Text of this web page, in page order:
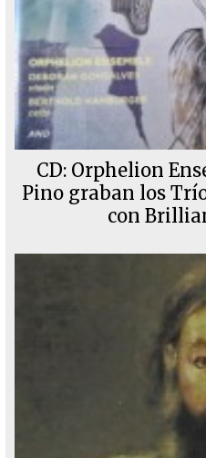
CD: Orphelion
Pino graban los
con